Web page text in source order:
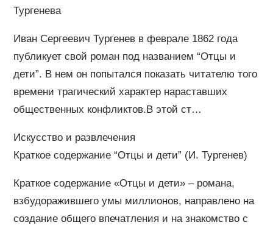
Тургенева
Иван Сергеевич Тургенев в феврале 1862 года
публикует свой роман под названием “Отцы и
дети”. В нем он попытался показать читателю того
времени трагический характер нараставших
общественных конфликтов.В этой ст…
Искусство и развлечения
Краткое содержание “Отцы и дети” (И. Тургенев)
Краткое содержание «Отцы и дети» – романа,
взбудоражившего умы миллионов, направлено на
создание общего впечатления и на знакомство с